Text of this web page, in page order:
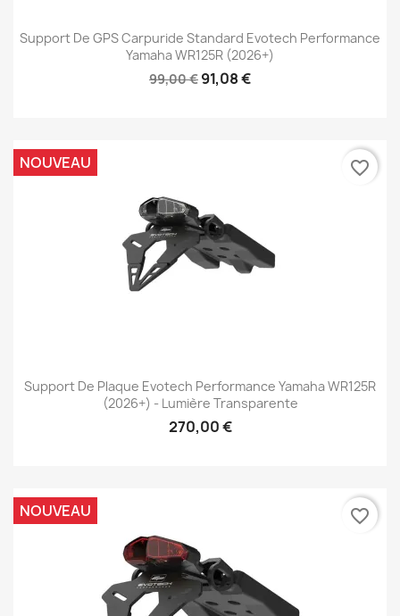
Support De GPS Carpuride Standard Evotech Performance
Yamaha WR125R (2026+)
99,00 € 91,08 €
Support De Plaque Evotech Performance Yamaha WR125R
(2026+) - Lumière Transparente
270,00 €
NOUVEAU favorite_border
NOUVEAU favorite_border